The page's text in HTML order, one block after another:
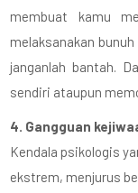
membuat kamu
melaksanakan
janganlah bantah.
sendiri ataupun
4. Gangguan
Kendala psikologis
ekstrem, menjurus